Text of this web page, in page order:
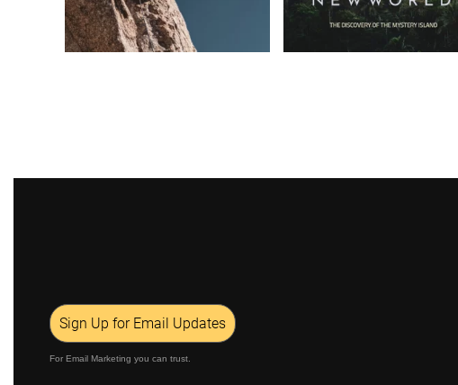
Sign Up for Email Updates
For Email Marketing you can trust.